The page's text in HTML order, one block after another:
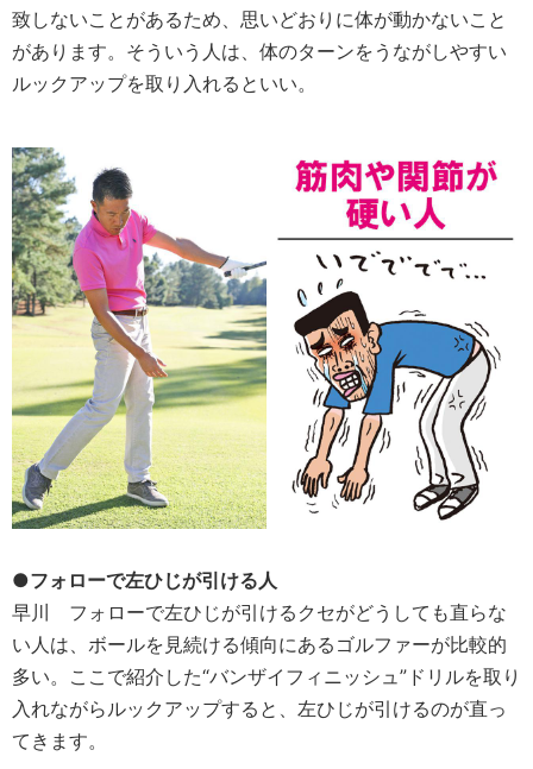
致しないことがあるため、思いどおりに体が動かないこと
があります。そういう人は、体のターンをうながしやすい
ルックアップを取り入れるといい。
●フォローで左ひじが引ける人
早川 フォローで左ひじが引けるクセがどうしても直らな
い人は、ボールを見続ける傾向にあるゴルファーが比較的
多い。ここで紹介した“バンザイフィニッシュ”ドリルを取り
入れながらルックアップすると、左ひじが引けるのが直っ
てきます。